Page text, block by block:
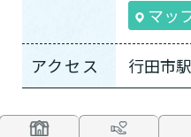
マッ
アクセス 行田市